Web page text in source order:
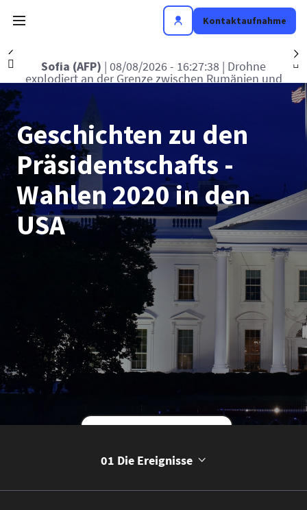
Kontaktaufnahme
Berlin (AFP)| 08/08/2026 - 15:55:17 | Drohnen
über Bundeswehrstandort in Nordrhein-
Geschichten zu den
Präsidentschafts -
Wahlen 2020 in den
USA
01 Die Ereignisse